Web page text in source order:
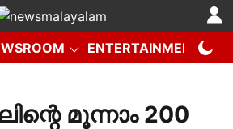
ENTERTAINMENT
മൂന്നാം 200